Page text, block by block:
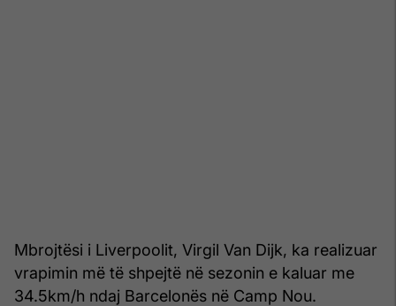
Mbrojtësi i Liverpoolit, Virgil Van Dijk, ka realizuar
vrapimin më të shpejtë në sezonin e kaluar me
34.5km/h ndaj Barcelonës në Camp Nou.